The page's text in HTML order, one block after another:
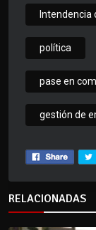
Intendencia
política
pase en
gestión de
RELACIONADAS